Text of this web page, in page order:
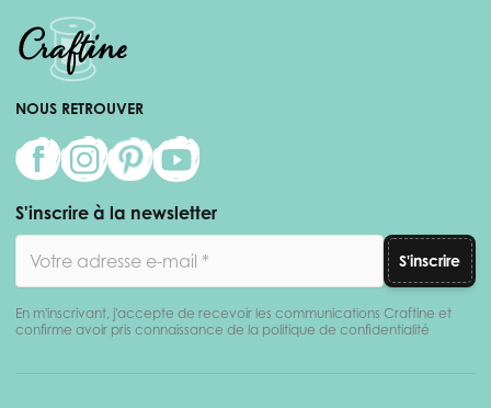
NOUS RETROUVER
S'inscrire à la newsletter
S'inscrire
En m'inscrivant, j'accepte de recevoir les communications Craftine et
confirme avoir pris connaissance de la politique de confidentialité